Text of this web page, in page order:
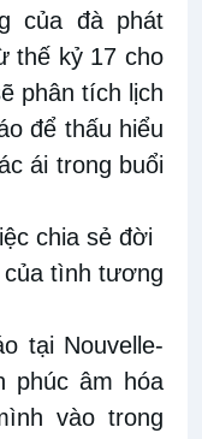
của đà phát
thế kỷ 17 cho
phân tích lịch
để thấu hiểu
ái trong buổi
chia sẻ đời
của tình tương
tại Nouvelle-
phúc âm hóa
vào trong